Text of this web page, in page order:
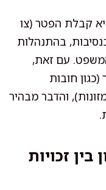
קבלת הפטר (צו
בהתנהלות
עם זאת,
חובות
והדבר מבהיר
זכויות